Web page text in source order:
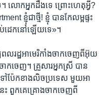
លោក​អ្នក​ដឹង​ទេ​ ព្រោះ​ហេតុអ្វី?
ខ្ញុំ​ជាថ្មី! ខ្ញុំ​ បាន​កែ​លម្អ​ផ្ទះ​
ដេក​នៅ​ឡើយ​ទេ»។
រដ្ឋអាមេរិកាំងចាក​ចេញ​ពីអ៊ុយ
កចេញ។ គ្រួសារ​អ្នកស្រី ​បាន​
ៅ​ប៉ែក​ខាង​លិច​ប្រទេស​ មួយ​អា
ពួកគេគ្រោង​ចាកចេញ​ពី​